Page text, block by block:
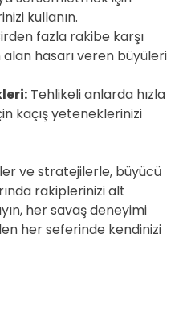
kullanın.
fazla rakibe karşı
hasarı veren büyüleri
Tehlikeli anlarda hızla
kaçış yeteneklerinizi
ve stratejilerle, büyücü
rakiplerinizi alt
her savaş deneyimi
her seferinde kendinizi